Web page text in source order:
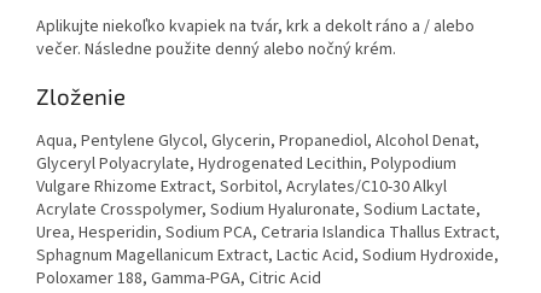
Aplikujte niekoľko kvapiek na tvár, krk a dekolt ráno a / alebo
večer. Následne použite denný alebo nočný krém.
Zloženie
Aqua, Pentylene Glycol, Glycerin, Propanediol, Alcohol Denat,
Glyceryl Polyacrylate, Hydrogenated Lecithin, Polypodium
Vulgare Rhizome Extract, Sorbitol, Acrylates/C10-30 Alkyl
Acrylate Crosspolymer, Sodium Hyaluronate, Sodium Lactate,
Urea, Hesperidin, Sodium PCA, Cetraria Islandica Thallus Extract,
Sphagnum Magellanicum Extract, Lactic Acid, Sodium Hydroxide,
Poloxamer 188, Gamma-PGA, Citric Acid